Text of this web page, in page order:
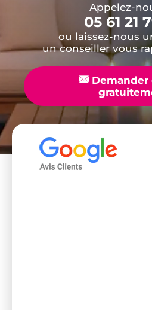
Appelez-
05 61 21
ou laissez-nous
un conseiller vous
📧Demander